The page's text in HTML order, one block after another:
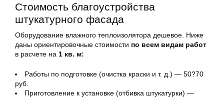
Стоимость благоустройства
штукатурного фасада
Оборудование влажного теплоизолятора дешевое. Ниже
даны ориентировочные стоимости по всем видам работ
в расчете на 1 кв. м:
Работы по подготовке (очистка краски и т. д.) — 50?70
руб.
Приготовление к установке (отбивка штукатурки) —